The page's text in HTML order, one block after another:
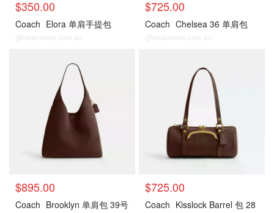
$350.00
Coach Elora 单肩手提包
@dealmoon.com.au
$725.00
Coach Chelsea 36 单肩包
@dealmoon.com.au
$895.00
Coach Brooklyn 单肩包 39号
$725.00
Coach Kisslock Barrel 包 28